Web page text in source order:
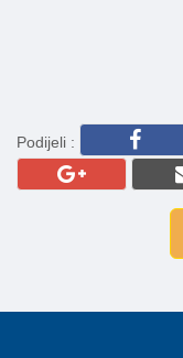
Podijeli :